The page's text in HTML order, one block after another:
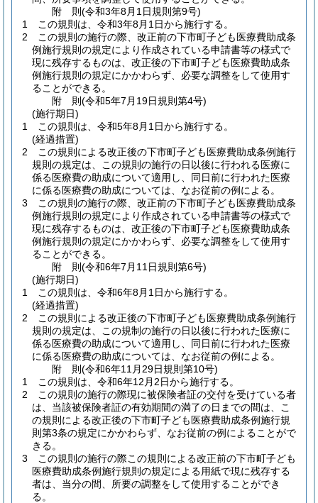
附 則(令和3年8月1日規則第9号)
1
この規則は、令和3年8月1日から施行する。
2
この規則の施行の際、改正前の下市町子ども医療費助成条
例施行規則の規定により作成されている申請書等の様式で
現に残存するものは、改正後の下市町子ども医療費助成条
例施行規則の規定にかかわらず、必要な調整をして使用す
ることができる。
附 則(令和5年7月19日規則第4号)
(施行期日)
1
この規則は、令和5年8月1日から施行する。
(経過措置)
2
この規則による改正後の下市町子ども医療費助成条例施行
規則の規定は、この規則の施行の日以後に行われる医療に
係る医療費の助成について適用し、同日前に行われた医療
に係る医療費の助成については、なお従前の例による。
3
この規則の施行の際、改正前の下市町子ども医療費助成条
例施行規則の規定により作成されている申請書等の様式で
現に残存するものは、改正後の下市町子ども医療費助成条
例施行規則の規定にかかわらず、必要な調整をして使用す
ることができる。
附 則(令和6年7月11日規則第6号)
(施行期日)
1
この規則は、令和6年8月1日から施行する。
(経過措置)
2
この規則による改正後の下市町子ども医療費助成条例施行
規則の規定は、この規制の施行の日以後に行われた医療に
係る医療費の助成について適用し、同日前に行われた医療
に係る医療費の助成については、なお従前の例による。
附 則(令和6年11月29日規則第10号)
1
この規則は、令和6年12月2日から施行する。
2
この規則の施行の際現に被保険者証の交付を受けている者
は、当該被保険者証の有効期間の満了の日までの間は、こ
の規則による改正後の下市町子ども医療費助成条例施行規
則第3条の規定にかかわらず、なお従前の例によることがで
きる。
3
この規則の施行の際この規則による改正前の下市町子ども
医療費助成条例施行規則の規定による用紙で現に残存する
者は、当分の間、所要の調整をして使用することができ
る。